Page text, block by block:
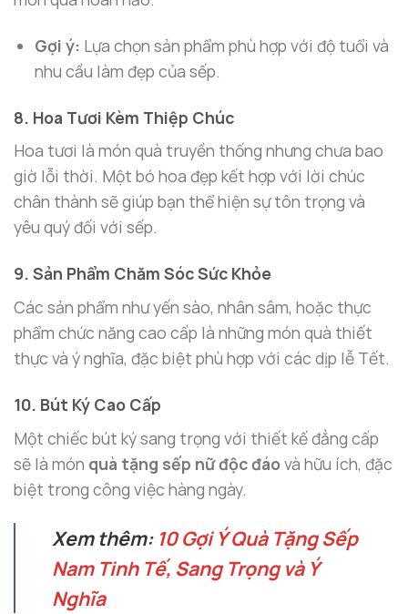
Gợi ý: Lựa chọn sản phẩm phù hợp với độ tuổi và
nhu cầu làm đẹp của sếp.
8. Hoa Tươi Kèm Thiệp Chúc
Hoa tươi là món quà truyền thống nhưng chưa bao
giờ lỗi thời. Một bó hoa đẹp kết hợp với lời chúc
chân thành sẽ giúp bạn thể hiện sự tôn trọng và
yêu quý đối với sếp.
9. Sản Phẩm Chăm Sóc Sức Khỏe
Các sản phẩm như yến sào, nhân sâm, hoặc thực
phẩm chức năng cao cấp là những món quà thiết
thực và ý nghĩa, đặc biệt phù hợp với các dịp lễ Tết.
10. Bút Ký Cao Cấp
Một chiếc bút ký sang trọng với thiết kế đẳng cấp
sẽ là món quà tặng sếp nữ độc đáovà hữu ích, đặc
biệt trong công việc hàng ngày.
Xem thêm: 10 Gợi Ý Quà Tặng Sếp
Nam Tinh Tế, Sang Trọng và Ý
Nghĩa